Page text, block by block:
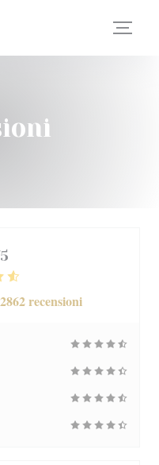
2862 recensioni